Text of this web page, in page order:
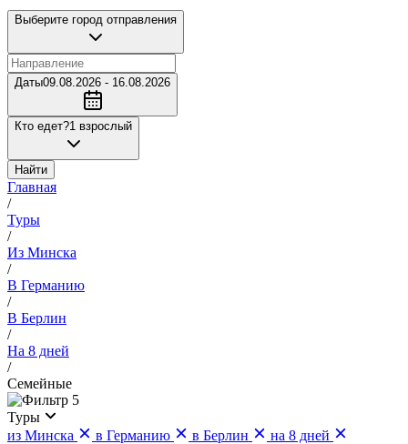
Выберите город отправления
Даты09.08.2026 - 16.08.2026
Кто едет?1 взрослый
Найти
Главная
/
Туры
/
Из Минска
/
В Германию
/
В Берлин
/
На 8 дней
/
Семейные
5
Туры
из Минска
в Германию в Берлин
на 8 дней